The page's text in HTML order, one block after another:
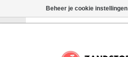
Beheer je cookie instellingen